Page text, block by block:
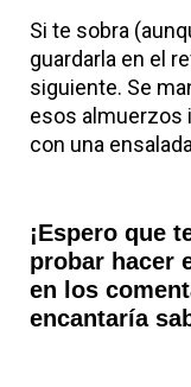
Si te sobra
guardarla en el
siguiente. Se
esos almuerzos
con una
¡Espero que
probar hacer
en los
encantaría